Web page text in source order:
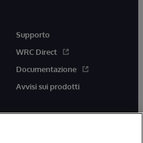
Supporto
WRC Direct
Documentazione
Avvisi sui prodotti